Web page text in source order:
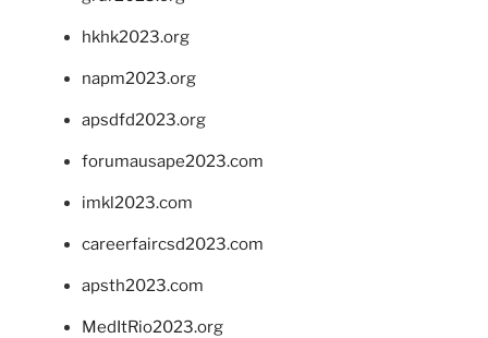
hkhk2023.org
napm2023.org
apsdfd2023.org
forumausape2023.com
imkl2023.com
careerfaircsd2023.com
apsth2023.com
MedItRio2023.org